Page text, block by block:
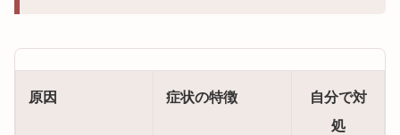
原因 症状の特徴
自分で対
処